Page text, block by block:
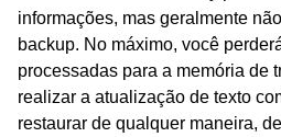
informações, mas geralmente
backup. No máximo, você
processadas para a memória de
realizar a atualização de texto
restaurar de qualquer maneira,